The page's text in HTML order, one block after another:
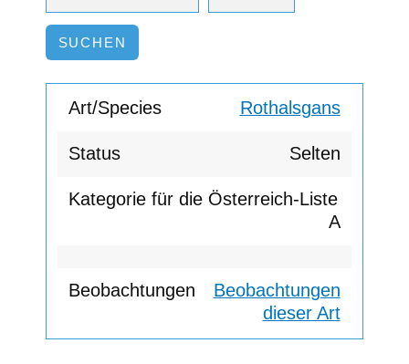
Rothalsgans
Selten
A
Beobachtungen
dieser Art